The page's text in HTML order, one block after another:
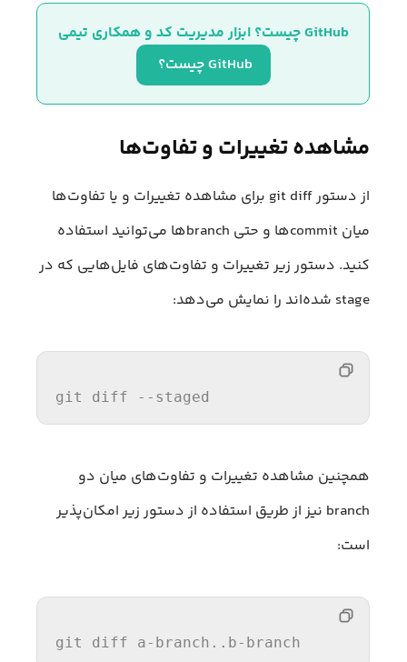
GitHub چیست؟ ابزار مدیریت کد و همکاری تیمی
GitHub چیست؟
مشاهده تغییرات و تفاوت‌ها
از دستور git diff برای مشاهده تغییرات و یا تفاوت‌ها
میان commit‌ها و حتی branch‌ها می‌توانید استفاده
کنید. دستور زیر تغییرات و تفاوت‌های فایل‌هایی که در
stage شده‌اند را نمایش می‌دهد:
git diff --staged
همچنین مشاهده تغییرات و تفاوت‌های میان دو
branch نیز از طریق استفاده از دستور زیر امکان‌پذیر
است:
git diff a-branch..b-branch